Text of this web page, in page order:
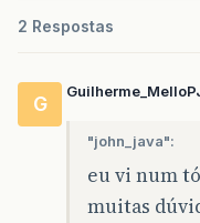
2 Respostas
G
"john_java":
eu vi num
muitas